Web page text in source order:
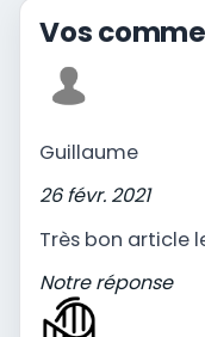
Vos
Guillaume
26 févr. 2021
Très bon article
Notre réponse